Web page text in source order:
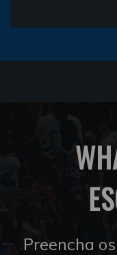
Preencha